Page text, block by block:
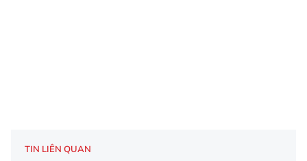
TIN LIÊN QUAN